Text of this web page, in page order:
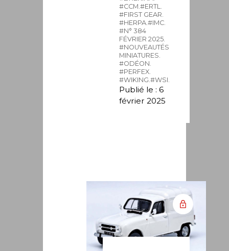
#CCM. #ERTL.
#FIRST GEAR.
#HERPA. #IMC.
#N° 384
FÉVRIER 2025.
#NOUVEAUTÉS
MINIATURES.
#ODÉON.
#PERFEX.
#WIKING. #WSI.
Publié le : 6
février 2025